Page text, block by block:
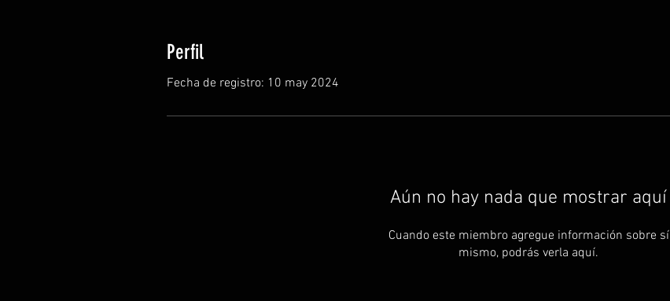
Perfil
Fecha de registro: 10 may 2024
Aún no hay nada que mostrar aquí
Cuando este miembro agregue información sobre sí
mismo, podrás verla aquí.